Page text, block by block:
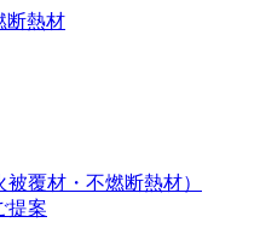
覆材・不燃断熱材）
提案